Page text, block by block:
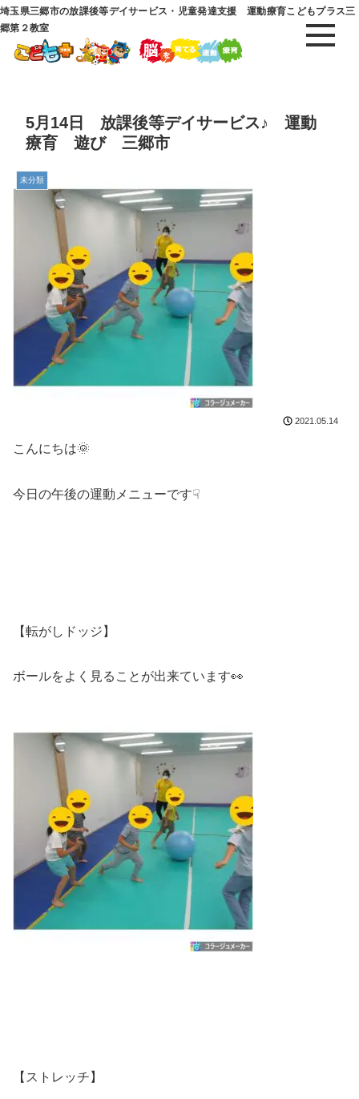
埼玉県三郷市の放課後等デイサービス・児童発達支援 運動療育こどもプラス三
郷第２教室
5月14日 放課後等デイサービス♪ 運動
療育 遊び 三郷市
未分類
2021.05.14
こんにちは🌞
今日の午後の運動メニューです☟
【転がしドッジ】
ボールをよく見ることが出来ています👀
【ストレッチ】